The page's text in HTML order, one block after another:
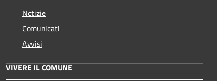
Notizie
Comunicati
Avvisi
VIVERE IL COMUNE